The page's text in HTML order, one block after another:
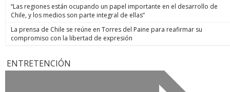
“Las regiones están ocupando un papel importante en el desarrollo de
Chile, y los medios son parte integral de ellas”
La prensa de Chile se reúne en Torres del Paine para reafirmar su
compromiso con la libertad de expresión
ENTRETENCIÓN